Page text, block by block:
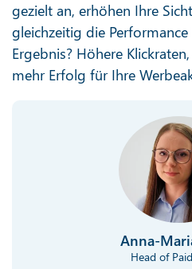
gezielt an, erhöhen Ihre
gleichzeitig die
Ergebnis? Höhere
mehr Erfolg für Ihre
Anna-
Head of